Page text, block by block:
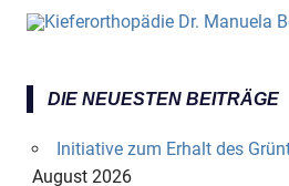
DIE NEUESTEN BEITRÄGE
Initiative zum Erhalt des
August 2026